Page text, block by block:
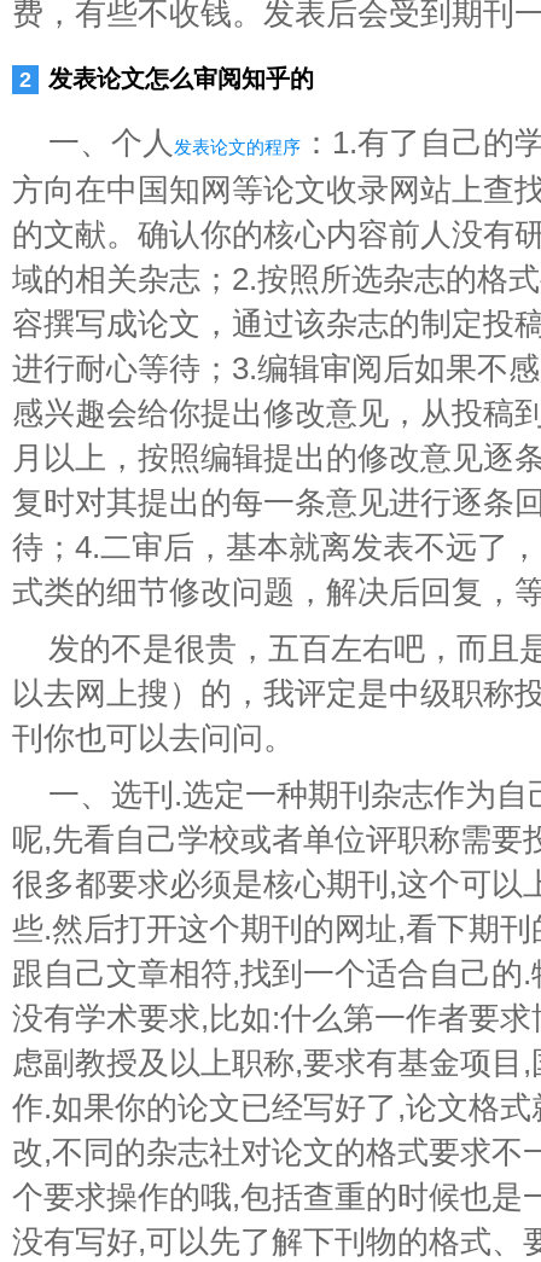
费，有些不收钱。发表后会受到期刊
发表论文怎么审阅知乎的
一、个人 发表论文的程序
：1.有了自己的
方向在中国知网等论文收录网站上查
的文献。确认你的核心内容前人没有
域的相关杂志；2.按照所选杂志的格
容撰写成论文，通过该杂志的制定投
进行耐心等待；3.编辑审阅后如果不
感兴趣会给你提出修改意见，从投稿
月以上，按照编辑提出的修改意见逐
复时对其提出的每一条意见进行逐条
待；4.二审后，基本就离发表不远了
式类的细节修改问题，解决后回复，
发的不是很贵，五百左右吧，而且
以去网上搜）的，我评定是中级职称
刊你也可以去问问。
一、选刊.选定一种期刊杂志作为
呢,先看自己学校或者单位评职称需要
很多都要求必须是核心期刊,这个可以
些.然后打开这个期刊的网址,看下期
跟自己文章相符,找到一个适合自己的
没有学术要求,比如:什么第一作者要
虑副教授及以上职称,要求有基金项目
作.如果你的论文已经写好了,论文格
改,不同的杂志社对论文的格式要求不
个要求操作的哦,包括查重的时候也是
没有写好,可以先了解下刊物的格式、